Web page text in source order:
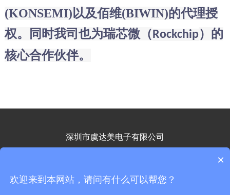
(KONSEMI)以及佰维(BIWIN)的代理授
权。同时我司也为瑞芯微（Rockchip）的
核心合作伙伴。
深圳市虞达美电子有限公司
联系电话：15813703312
×
欢迎来到本网站，请问有什么可以帮您？